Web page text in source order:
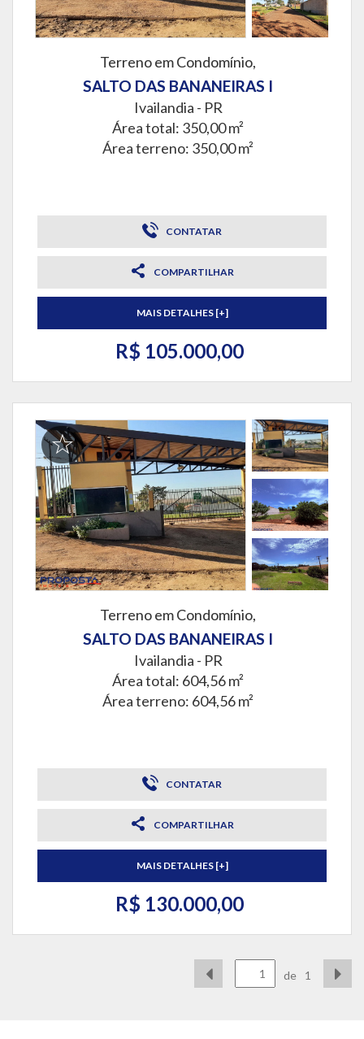
Terreno em Condomínio,
SALTO DAS BANANEIRAS I
Ivailandia - PR
Área total: 350,00 m²
Área terreno: 350,00 m²
CONTATAR
COMPARTILHAR
MAIS DETALHES [+]
R$ 105.000,00
Terreno em Condomínio,
SALTO DAS BANANEIRAS I
Ivailandia - PR
Área total: 604,56 m²
Área terreno: 604,56 m²
CONTATAR
COMPARTILHAR
MAIS DETALHES [+]
R$ 130.000,00
de 1